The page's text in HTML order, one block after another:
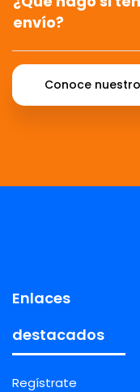
envío?
Conoce
Enlaces
destacados
Regístrate